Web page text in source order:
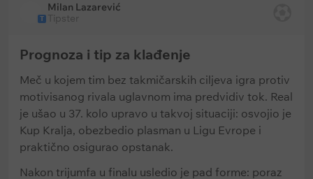
T
Milan Lazarević
Tipster
Prognoza i tip za klađenje
Meč u kojem tim bez takmičarskih ciljeva igra protiv
motivisanog rivala uglavnom ima predvidiv tok. Real
je ušao u 37. kolo upravo u takvoj situaciji: osvojio je
Kup Kralja, obezbedio plasman u Ligu Evrope i
praktično osigurao opstanak.
Nakon trijumfa u finalu usledio je pad forme: poraz